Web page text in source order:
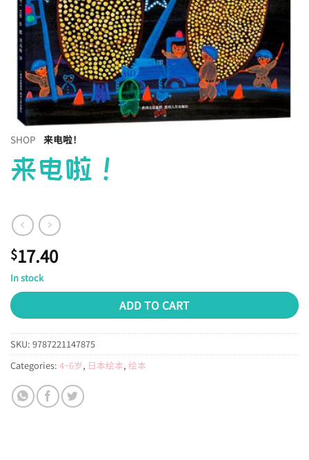
SHOP 来电啦！
来电啦！
$17.40
In stock
ADD TO CART
SKU: 9787221147875
Categories: 4~6岁, 日本绘本, 绘本